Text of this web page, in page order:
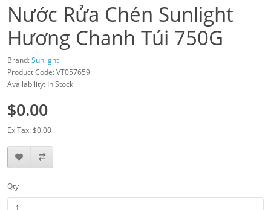
Nước Rửa Chén Sunlight
Hương Chanh Túi 750G
Brand:Sunlight
Product Code: VT057659
Availability: In Stock
$0.00
Ex Tax: $0.00
Qty